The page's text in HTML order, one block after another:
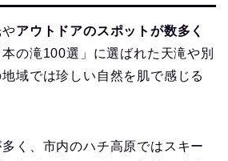
アウトドアのスポットが数多く
の滝100選」に選ばれた天滝や別
域では珍しい自然を肌で感じる
く、市内のハチ高原ではスキー